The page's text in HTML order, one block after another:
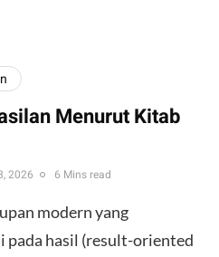
Menurut Kitab
2026 6 Mins read
modern yang
pada hasil (result-oriented